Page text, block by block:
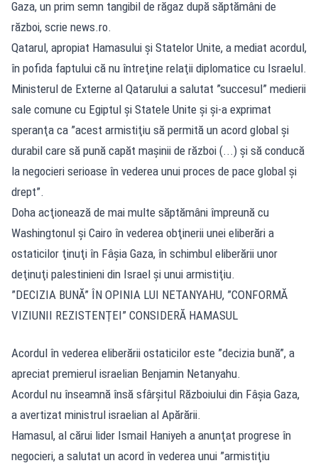
Gaza, un prim semn tangibil de răgaz după săptămâni de
război, scrie news.ro.
Qatarul, apropiat Hamasului şi Statelor Unite, a mediat acordul,
în pofida faptului că nu întreţine relaţii diplomatice cu Israelul.
Ministerul de Externe al Qatarului a salutat ”succesul” medierii
sale comune cu Egiptul şi Statele Unite şi şi-a exprimat
speranţa ca ”acest armistiţiu să permită un acord global şi
durabil care să pună capăt maşinii de război (...) şi să conducă
la negocieri serioase în vederea unui proces de pace global şi
drept”.
Doha acţionează de mai multe săptămâni împreună cu
Washingtonul şi Cairo în vederea obţinerii unei eliberări a
ostaticilor ţinuţi în Fâşia Gaza, în schimbul eliberării unor
deţinuţi palestinieni din Israel şi unui armistiţiu.
”DECIZIA BUNĂ” ÎN OPINIA LUI NETANYAHU, ”CONFORMĂ
VIZIUNII REZISTENŢEI” CONSIDERĂ HAMASUL
Acordul în vederea eliberării ostaticilor este ”decizia bună”, a
apreciat premierul israelian Benjamin Netanyahu.
Acordul nu înseamnă însă sfârşitul Războiului din Fâşia Gaza,
a avertizat ministrul israelian al Apărării.
Hamasul, al cărui lider Ismail Haniyeh a anunţat progrese în
negocieri, a salutat un acord în vederea unui ”armistiţiu